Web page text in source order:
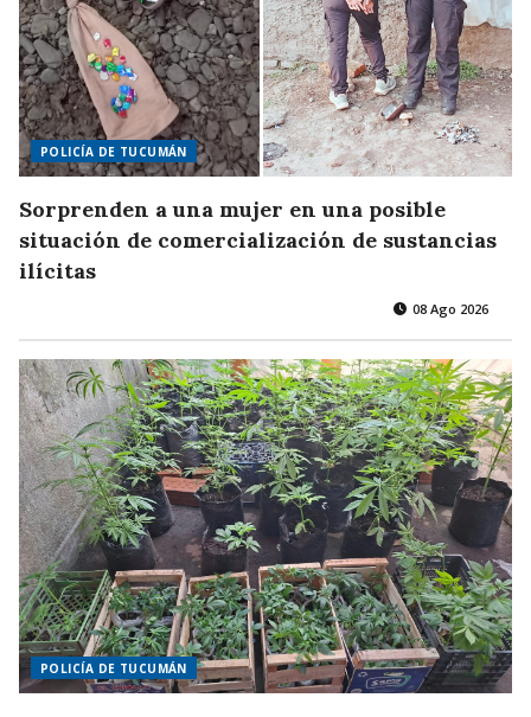
POLICÍA DE TUCUMÁN
Sorprenden a una mujer en una posible
situación de comercialización de sustancias
ilícitas
08 Ago 2026
POLICÍA DE TUCUMÁN